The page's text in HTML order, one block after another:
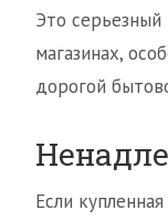
Это
магазинах,
дорогой
Если